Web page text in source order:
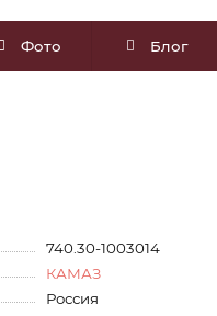
Фото Блог
740.30-1003014
КАМАЗ
Россия